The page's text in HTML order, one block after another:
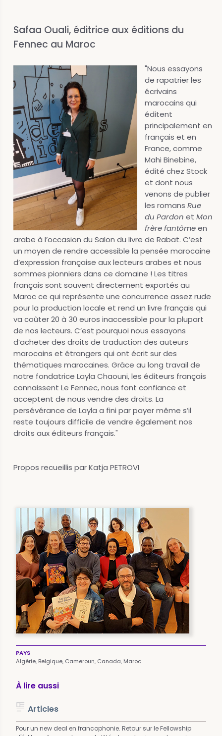
Safaa Ouali, éditrice aux éditions du
Fennec au Maroc
"Nous essayons
de rapatrier les
écrivains
marocains qui
éditent
principalement en
français et en
France, comme
Mahi Binebine,
édité chez Stock
et dont nous
venons de publier
les romans Rue
du Pardon et Mon
frère fantômeen
arabe à l’occasion du Salon du livre de Rabat. C’est
un moyen de rendre accessible la pensée marocaine
d’expression française aux lecteurs arabes et nous
sommes pionniers dans ce domaine ! Les titres
français sont souvent directement exportés au
Maroc ce qui représente une concurrence assez rude
pour la production locale et rend un livre français qui
va coûter 20 à 30 euros inaccessible pour la plupart
de nos lecteurs. C’est pourquoi nous essayons
d’acheter des droits de traduction des auteurs
marocains et étrangers qui ont écrit sur des
thématiques marocaines. Grâce au long travail de
notre fondatrice Layla Chaouni, les éditeurs français
connaissent Le Fennec, nous font confiance et
acceptent de nous vendre des droits. La
persévérance de Layla a fini par payer même s’il
reste toujours difficile de vendre également nos
droits aux éditeurs français."
Propos recueillis par Katja PETROVI
PAYS
Algérie, Belgique, Cameroun, Canada, Maroc
À lire aussi
Articles
Pour un new deal en francophonie. Retour sur le Fellowship